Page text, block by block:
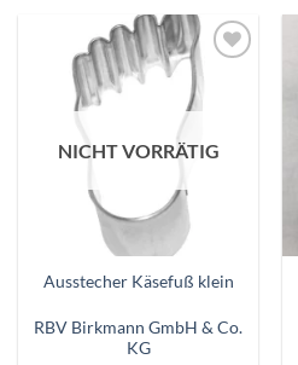
Zum
Wunschzettel
hinzufügen
NICHT VORRÄTIG
Ausstecher Käsefuß klein
RBV Birkmann GmbH & Co.
KG